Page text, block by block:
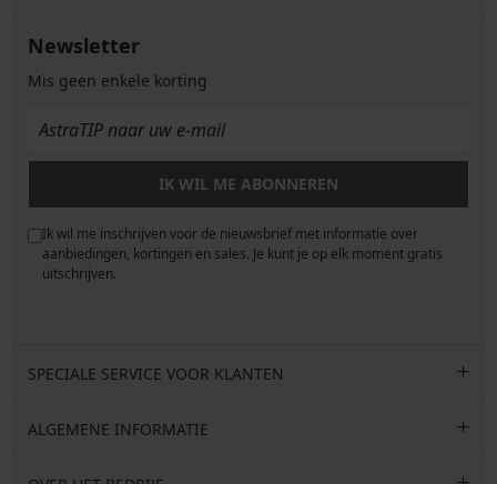
Newsletter
Mis geen enkele korting
IK WIL ME ABONNEREN
Ik wil me inschrijven voor de nieuwsbrief met informatie over
aanbiedingen, kortingen en sales. Je kunt je op elk moment gratis
uitschrijven.
SPECIALE SERVICE VOOR KLANTEN
ALGEMENE INFORMATIE